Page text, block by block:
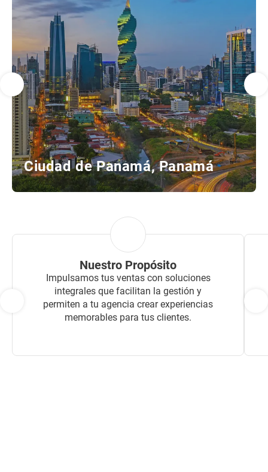
Ciudad de Panamá, Panamá
Nuestro Propósito
Impulsamos tus ventas con soluciones
integrales que facilitan la gestión y
permiten a tu agencia crear experiencias
memorables para tus clientes.